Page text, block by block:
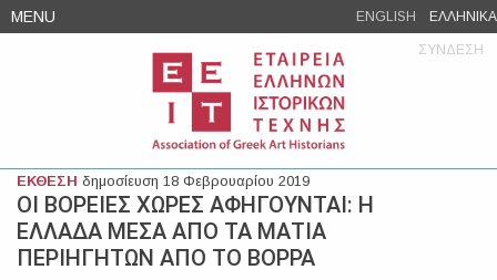
Skip
to
MENU ENGLISH ΕΛΛΗΝΙΚΑ
ΣΥΝΔΕΣΗ
ΕΚΘΕΣΗ δημοσίευση 18 Φεβρουαρίου 2019
ΟΙ ΒΟΡΕΙΕΣ ΧΩΡΕΣ ΑΦΗΓΟΥΝΤΑΙ: Η
ΕΛΛΑΔΑ ΜΕΣΑ ΑΠΟ ΤΑ ΜΑΤΙΑ
ΠΕΡΙΗΓΗΤΩΝ ΑΠΟ ΤΟ ΒΟΡΡΑ